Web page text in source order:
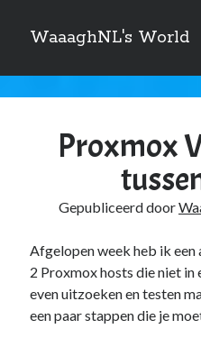
WaaaghNL's World
Zijbalk
Mauris imperdiet, urna mi, gravida
turpis”]Vivamus hendrerit[/tooltip]
vestibulum id.
World
Berichten
Proxmox
Gepubliceerd door
Afgelopen week heb ik een
2 Proxmox hosts die niet
even uitzoeken en testen
een paar stappen die je